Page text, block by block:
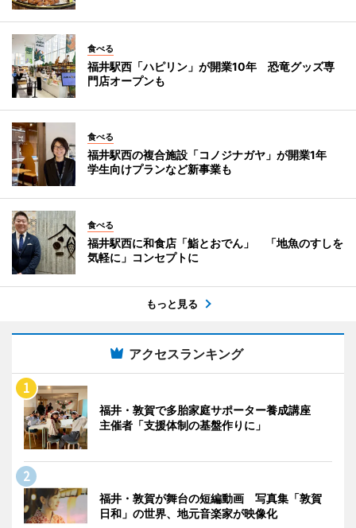
食べる
福井駅西「ハピリン」が開業10年 恐竜グッズ専
門店オープンも
食べる
福井駅西の複合施設「コノジナガヤ」が開業1年
学生向けプランなど新事業も
食べる
福井駅西に和食店「鮨とおでん」 「地魚のすしを
気軽に」コンセプトに
もっと見る
アクセスランキング
福井・敦賀で多胎家庭サポーター養成講座
主催者「支援体制の基盤作りに」
福井・敦賀が舞台の短編動画 写真集「敦賀
日和」の世界、地元音楽家が映像化